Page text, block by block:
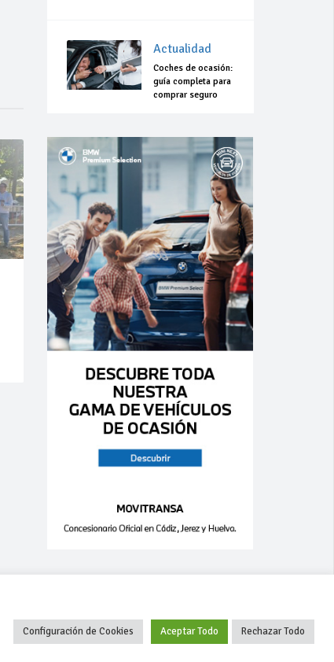
Actualidad
Coches de ocasión:
guía completa para
comprar seguro
+34 627 35 00 36
Configuración de Cookies Aceptar Todo Rechazar Todo